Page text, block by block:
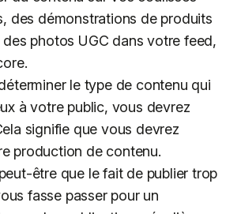
des démonstrations de produits
des photos UGC dans votre feed,
le type de contenu qui
à votre public, vous devrez
signifie que vous devrez
production de contenu.
être que le fait de publier trop
fasse passer pour un